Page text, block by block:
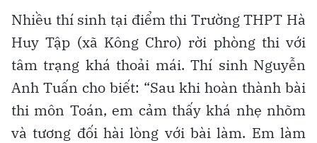
Nhiều thí sinh tại điểm thi Trường THPT Hà
Huy Tập (xã Kông Chro) rời phòng thi với
tâm trạng khá thoải mái. Thí sinh Nguyễn
Anh Tuấn cho biết: “Sau khi hoàn thành bài
thi môn Toán, em cảm thấy khá nhẹ nhõm
và tương đối hài lòng với bài làm. Em làm